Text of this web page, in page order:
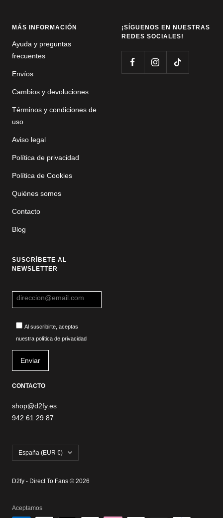
MÁS INFORMACIÓN
Ayuda y preguntas
frecuentes
Envíos
Cambios y devoluciones
Términos y condiciones de
uso
Aviso legal
Política de privacidad
Política de Cookies
Quiénes somos
Contacto
Blog
¡SÍGUENOS EN NUESTRAS
REDES SOCIALES!
SUSCRÍBETE AL
NEWSLETTER
Al suscribirte, aceptas
nuestra política de privacidad
CONTACTO
shop@d2fy.es
942 61 29 87
País/región
España (EUR €)
D2fy - Direct To Fans © 2026
Aceptamos